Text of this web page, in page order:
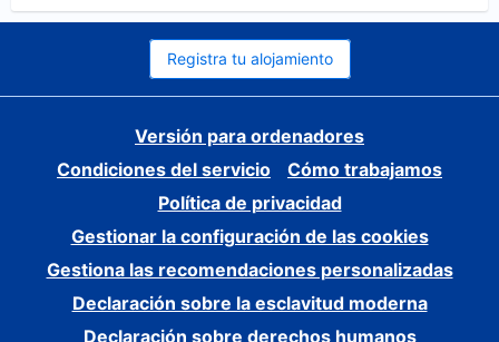
Registra tu alojamiento
Versión para ordenadores
Condiciones del servicio
Cómo trabajamos
Política de privacidad
Gestionar la configuración de las cookies
Gestiona las recomendaciones personalizadas
Declaración sobre la esclavitud moderna
Declaración sobre derechos humanos